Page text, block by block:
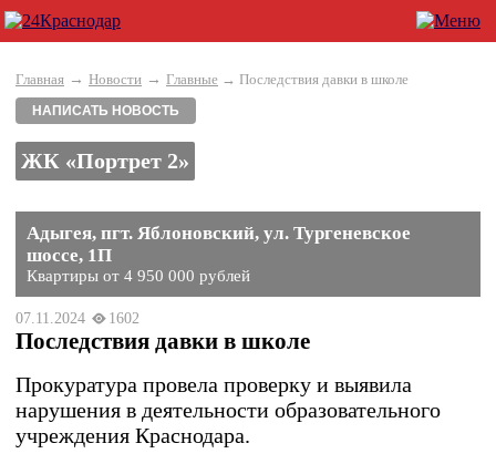
Главная → Новости → Главные → Последствия давки в школе
НАПИСАТЬ НОВОСТЬ
ЖК «Портрет 2»
Адыгея, пгт. Яблоновский, ул. Тургеневское
шоссе, 1П
Квартиры от 4 950 000 рублей
07.11.2024 1602
Последствия давки в школе
Прокуратура провела проверку и выявила
нарушения в деятельности образовательного
учреждения Краснодара.